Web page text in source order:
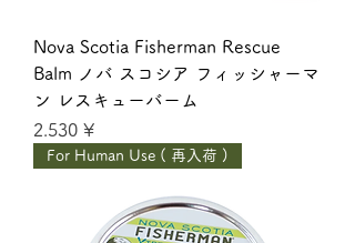
Nova Scotia Fisherman Rescue
Balm ノバ スコシア フィッシャーマ
ン レスキューバーム
Giá
2.530 ¥
For Human Use ( 再入荷 )